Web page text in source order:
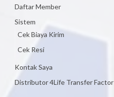
Daftar Member
Sistem
Cek Biaya Kirim
Cek Resi
Kontak Saya
Distributor 4Life Transfer Factor